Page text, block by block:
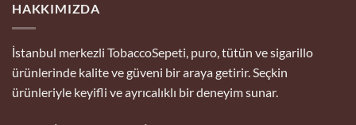
HAKKIMIZDA
İstanbul merkezli TobaccoSepeti, puro, tütün ve sigarillo
ürünlerinde kalite ve güveni bir araya getirir. Seçkin
ürünleriyle keyifli ve ayrıcalıklı bir deneyim sunar.